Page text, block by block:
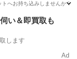
お持ち込みしませんか？
い＆即買取も
します
Ad